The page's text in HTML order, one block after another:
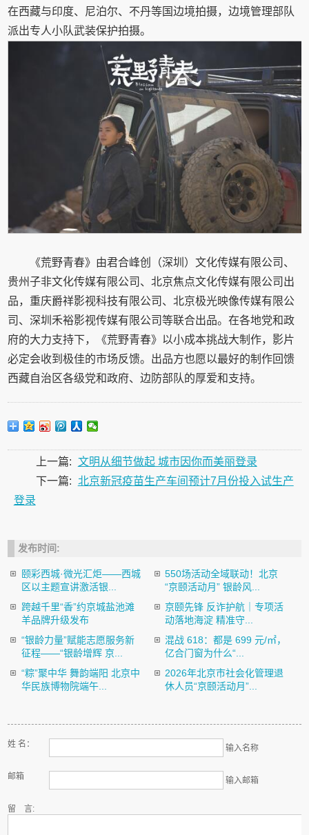
在西藏与印度、尼泊尔、不丹等国边境拍摄，边境管理部队
派出专人小队武装保护拍摄。
《荒野青春》由君合峰创（深圳）文化传媒有限公司、
贵州子非文化传媒有限公司、北京焦点文化传媒有限公司出
品，重庆爵祥影视科技有限公司、北京极光映像传媒有限公
司、深圳禾裕影视传媒有限公司等联合出品。在各地党和政
府的大力支持下，《荒野青春》以小成本挑战大制作，影片
必定会收到极佳的市场反馈。出品方也愿以最好的制作回馈
西藏自治区各级党和政府、边防部队的厚爱和支持。
上一篇: 文明从细节做起 城市因你而美丽登录
下一篇: 北京新冠疫苗生产车间预计7月份投入试生产
登录
发布时间:
颐彩西城·微光汇炬——西城
区以主题宣讲激活银...
550场活动全域联动！北京
“京颐活动月” 银龄风...
跨越千里“香”约京城盐池滩
羊品牌升级发布
京颐先锋 反诈护航｜专项活
动落地海淀 精准守...
“银龄力量”赋能志愿服务新
征程——“银龄增辉 京...
混战 618：都是 699 元/㎡，
亿合门窗为什么“...
“粽”聚中华 舞韵端阳 北京中
华民族博物院端午...
2026年北京市社会化管理退
休人员“京颐活动月”...
姓 名： 输入名称
邮箱 输入邮箱
留 言: